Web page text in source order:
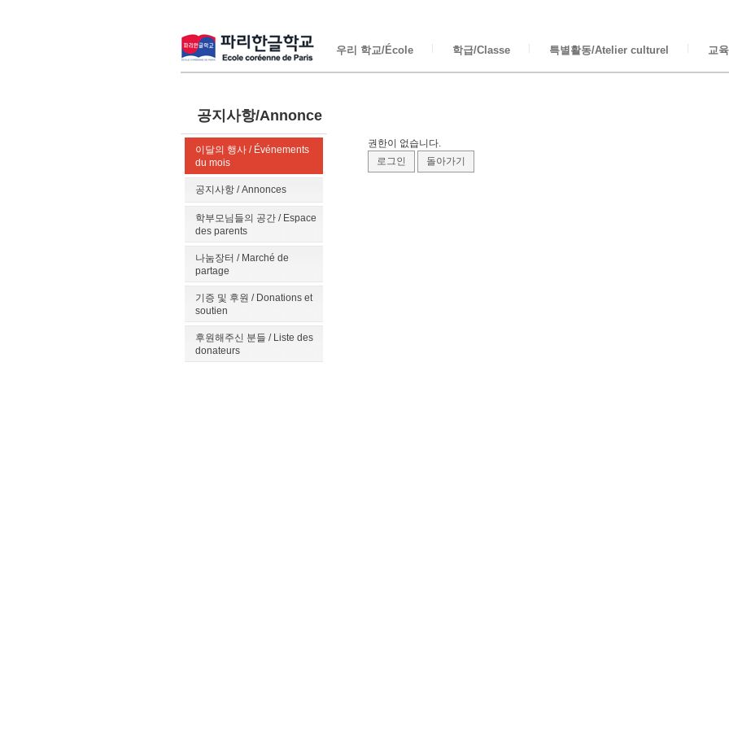
우리 학교/École 학급/Classe 특별활동/Atelier culturel 교
공지사항/Annonce
이달의 행사 / Événements
du mois
공지사항 / Annonces
학부모님들의 공간 / Espace
des parents
나눔장터 / Marché de
partage
기증 및 후원 / Donations et
soutien
후원해주신 분들 / Liste des
donateurs
권한이 없습니다.
로그인
돌아가기